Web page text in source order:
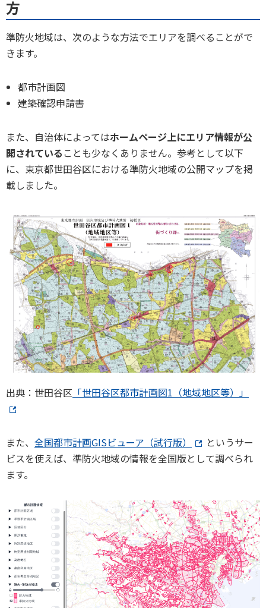
方
準防火地域は、次のような方法でエリアを調べることがで
きます。
都市計画図
建築確認申請書
また、自治体によってはホームページ上にエリア情報が公
開されている ことも少なくありません。参考として以下
に、東京都世田谷区における準防火地域の公開マップを掲
載しました。
出典：世田谷区 「世田谷区都市計画図1（地域地区等）」
また、 全国都市計画GISビューア（試行版）
というサー
ビスを使えば、準防火地域の情報を全国版として調べられ
ます。